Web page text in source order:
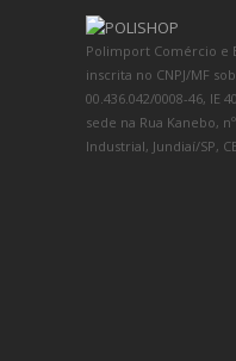
Polimport Comércio e
inscrita no CNPJ/MF
00.436.042/0008-46, IE
sede na Rua Kanebo,
Industrial, Jundiaí/SP,